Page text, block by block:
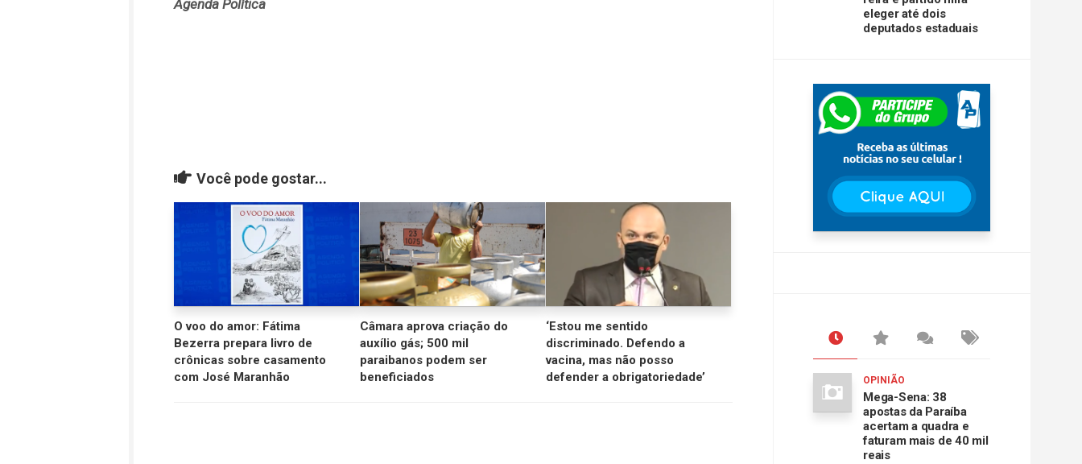
Agenda Política
Você pode gostar...
O voo do amor: Fátima
Bezerra prepara livro de
crônicas sobre casamento
com José Maranhão
Câmara aprova criação do
auxílio gás; 500 mil
paraibanos podem ser
beneficiados
‘Estou me sentido
discriminado. Defendo a
vacina, mas não posso
defender a obrigatoriedade’
eleger até dois
deputados estaduais
OPINIÃO
Mega-Sena: 38
apostas da Paraíba
acertam a quadra e
faturam mais de 40 mil
reais